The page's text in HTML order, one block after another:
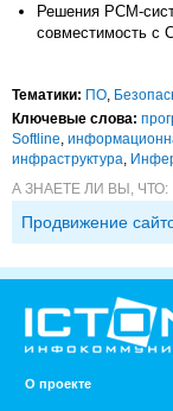
Решения РСМ-
совместимость с
Тематики: ПО,
Ключевые слова:
Softline,
инфраструктура,
А ЗНАЕТЕ ЛИ ВЫ, ЧТО:
Продвижение
О проекте